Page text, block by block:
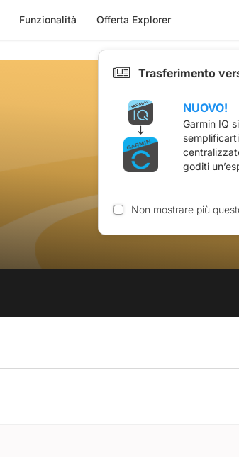
Funzionalità Offerta Explorer
Trasferimento
NUOVO!
Garmin IQ
goditi
Non mostrare più